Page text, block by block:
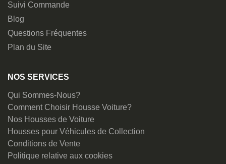
Suivi Commande
Blog
Questions Fréquentes
Plan du Site
NOS SERVICES
Qui Sommes-Nous?
Comment Choisir Housse Voiture?
Nos Housses de Voiture
Housses pour Véhicules de Collection
Conditions de Vente
Politique relative aux cookies